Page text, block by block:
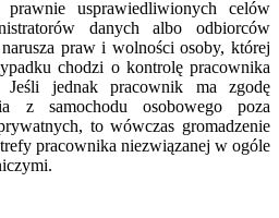
prawnie usprawiedliwionych celów
danych albo odbiorców
praw i wolności osoby, której
chodzi o kontrolę pracownika
jednak pracownik ma zgodę
z samochodu osobowego poza
to wówczas gromadzenie
pracownika niezwiązanej w ogóle